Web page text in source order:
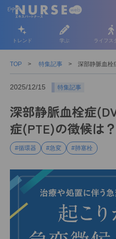
トレンド 学ぶ ライフス
TOP 特集記事 深部静脈血栓
2025/12/15 特集記事
深部静脈血栓症
症(PTE)の徴候は？
#循環器 #急変 #肺塞栓